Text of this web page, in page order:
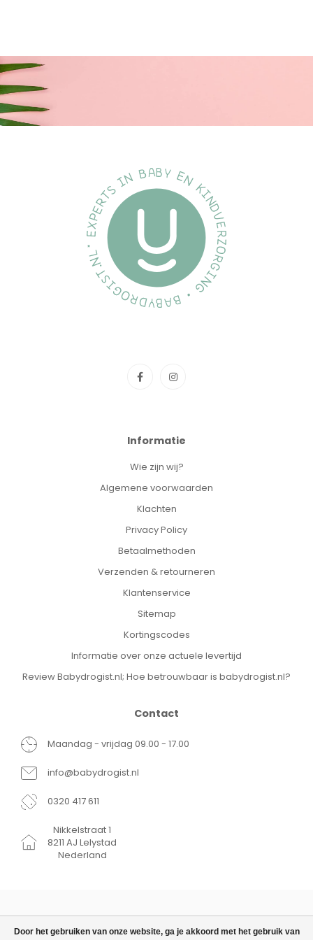
Door het gebruiken van onze website, ga je akkoord met het gebruik van
Informatie
Wie zijn wij?
Algemene voorwaarden
Klachten
Privacy Policy
Betaalmethoden
Verzenden & retourneren
Klantenservice
Sitemap
Kortingscodes
Informatie over onze actuele levertijd
Review Babydrogist.nl; Hoe betrouwbaar is babydrogist.nl?
Contact
Maandag - vrijdag 09.00 - 17.00
info@babydrogist.nl
0320 417 611
Nikkelstraat 1
8211 AJ Lelystad
Nederland